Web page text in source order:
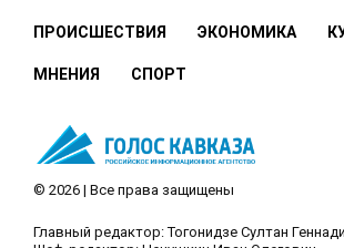
ПРОИСШЕСТВИЯ ЭКОНОМИКА
МНЕНИЯ СПОРТ
© 2026 | Все права защищены
Главный редактор: Тогонидзе Султан